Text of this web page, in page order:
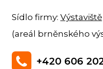
Sídlo firmy: Výstaviště
(areál brněnského
+420 606